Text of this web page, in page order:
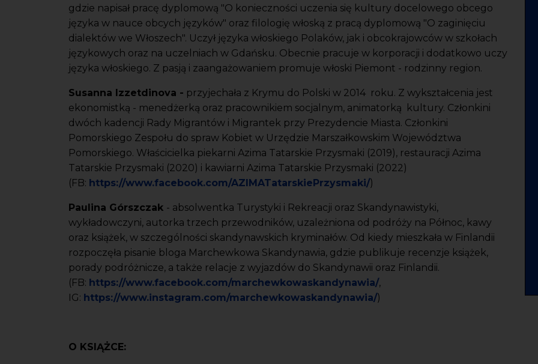
gdzie napisał pracę dyplomową "O konieczności uczenia się kultury docelowego obcego
języka w nauce obcych języków" oraz filologię włoską z pracą dyplomową "O zaginięciu
dialektów we Włoszech". Uczył języka włoskiego Polaków, jak i obcokrajowców w szkołach
językowych oraz na uczelniach w Gdańsku. Obecnie pracuje w korporacji i dodatkowo uczy
języka włoskiego. Z pasją i zaangażowaniem promuje włoski Piemont - rodzinny region.
Susanna Izzetdinova - przyjechała z Krymu do Polski w 2014 roku. Z wykształcenia jest
ekonomistką - menedżerką oraz pracownikiem socjalnym, animatorką kultury. Członkini
dwóch kadencji Rady Migrantów i Migrantek przy Prezydencie Miasta. Członkini
Pomorskiego Zespołu do spraw Kobiet w Urzędzie Marszałkowskim Województwa
Pomorskiego. Właścicielka piekarni Azima Tatarskie Przysmaki (2019), restauracji Azima
Tatarskie Przysmaki (2020) i kawiarni Azima Tatarskie Przysmaki (2022)
(FB: https://www.facebook.com/AZIMATatarskiePrzysmaki/)
Paulina Górszczak - a bsolwentka Turystyki i Rekreacji oraz Skandynawistyki,
wykładowczyni, autorka trzech przewodników, uzależniona od podróży na Północ, kawy
oraz książek, w szczególności skandynawskich kryminałów. Od kiedy mieszkała w Finlandii
rozpoczęła pisanie bloga Marchewkowa Skandynawia, gdzie publikuje recenzje książek,
porady podróżnicze, a także relacje z wyjazdów do Skandynawii oraz Finlandii.
(FB: https://www.facebook.com/marchewkowaskandynawia/,
IG: https://www.instagram.com/marchewkowaskandynawia/)
O KSIĄŻCE: